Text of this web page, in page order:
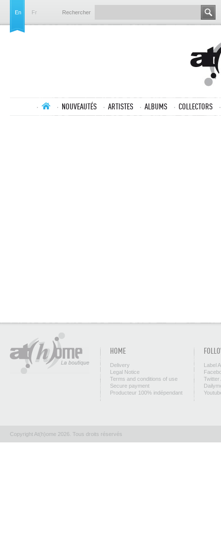
En Fr Rechercher
NOUVEAUTÉS ARTISTES ALBUMS COLLECTORS
HOME
Delivery
Legal Notice
Terms and conditions of use
Secure payment
Producteur 100% indépendant
Label
Twitter
Copyright At(h)ome 2026. Tous droits réservés